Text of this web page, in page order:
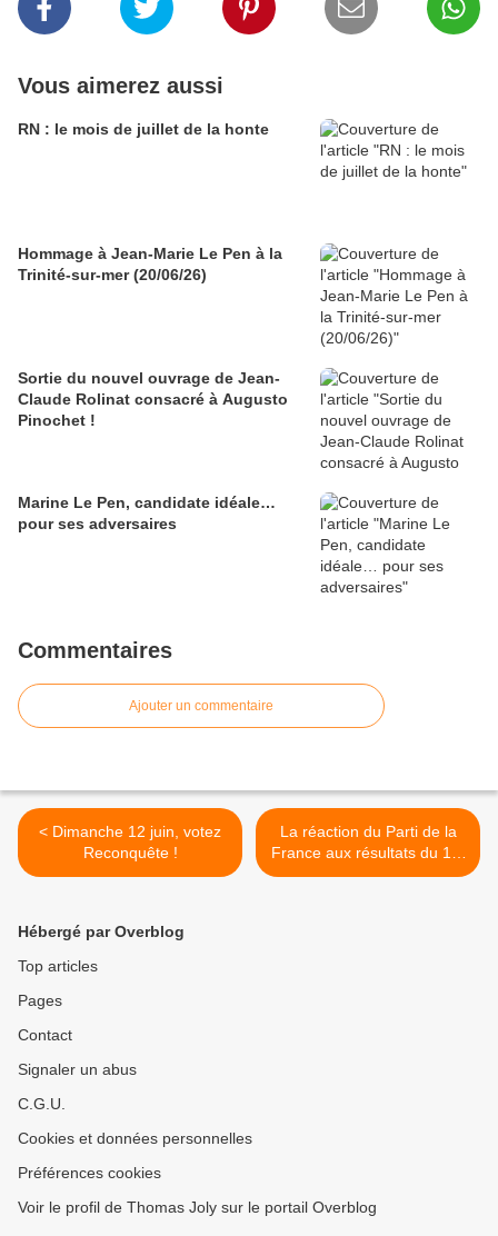
Vous aimerez aussi
RN : le mois de juillet de la honte
Hommage à Jean-Marie Le Pen à la
Trinité-sur-mer (20/06/26)
Sortie du nouvel ouvrage de Jean-
Claude Rolinat consacré à Augusto
Pinochet !
Marine Le Pen, candidate idéale…
pour ses adversaires
Commentaires
Ajouter un commentaire
< Dimanche 12 juin, votez
Reconquête !
La réaction du Parti de la
France aux résultats du 1er
tour des élections
Hébergé par Overblog
Top articles
Pages
Contact
Signaler un abus
C.G.U.
Cookies et données personnelles
Préférences cookies
Voir le profil de Thomas Joly sur le portail Overblog